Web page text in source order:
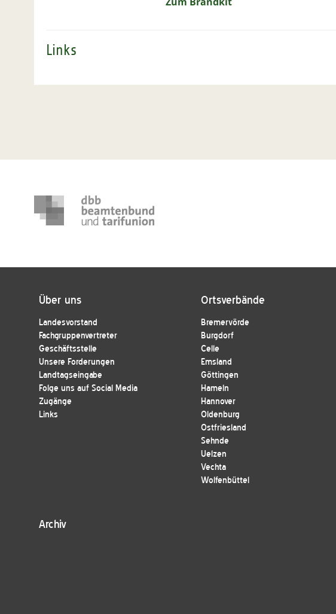
Links
Über uns
Landesvorstand
Fachgruppenvertreter
Geschäftsstelle
Unsere Forderungen
Landtagseingabe
Folge uns auf Social Media
Zugänge
Links
Ortsverbände
Bremervörde
Burgdorf
Celle
Emsland
Göttingen
Hameln
Hannover
Oldenburg
Ostfriesland
Sehnde
Uelzen
Vechta
Wolfenbüttel
Archiv